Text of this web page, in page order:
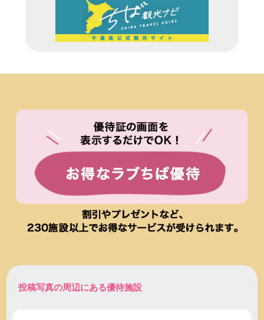
投稿写真の周辺にある優待施設